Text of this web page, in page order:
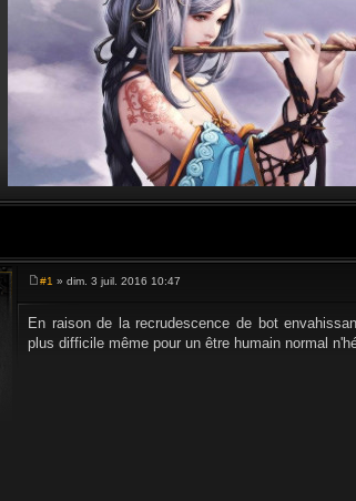
s
a
#1 » dim. 3 juil. 2016 10:47
En raison de la recrudescence de bot
plus difficile même pour un être humain normal